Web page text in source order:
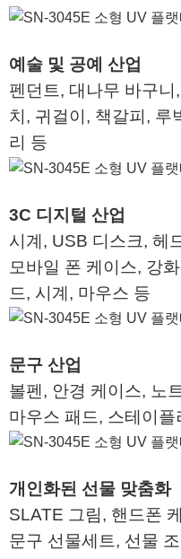
예술 및 공예 산업
펜던트, 대나무 바구
치, 귀걸이, 책갈피, 루
리 등
3C 디지털 산업
시계, USB 디스크, 헤
모바일 폰 케이스, 강
드, 시계, 마우스 등
문구 산업
볼펜, 안경 케이스, 노
마우스 패드, 스테이
개인화된 선물 맞춤화
SLATE 그림, 핸드폰
문구 선물세트, 선물